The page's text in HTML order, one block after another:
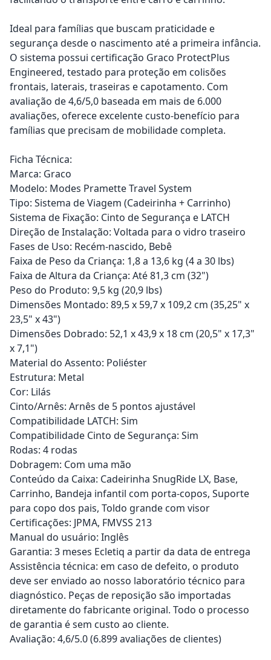
Ideal para famílias que buscam praticidade e
segurança desde o nascimento até a primeira infância.
O sistema possui certificação Graco ProtectPlus
Engineered, testado para proteção em colisões
frontais, laterais, traseiras e capotamento. Com
avaliação de 4,6/5,0 baseada em mais de 6.000
avaliações, oferece excelente custo-benefício para
famílias que precisam de mobilidade completa.
Ficha Técnica:
Marca: Graco
Modelo: Modes Pramette Travel System
Tipo: Sistema de Viagem (Cadeirinha + Carrinho)
Sistema de Fixação: Cinto de Segurança e LATCH
Direção de Instalação: Voltada para o vidro traseiro
Fases de Uso: Recém-nascido, Bebê
Faixa de Peso da Criança: 1,8 a 13,6 kg (4 a 30 lbs)
Faixa de Altura da Criança: Até 81,3 cm (32")
Peso do Produto: 9,5 kg (20,9 lbs)
Dimensões Montado: 89,5 x 59,7 x 109,2 cm (35,25" x
23,5" x 43")
Dimensões Dobrado: 52,1 x 43,9 x 18 cm (20,5" x 17,3"
x 7,1")
Material do Assento: Poliéster
Estrutura: Metal
Cor: Lilás
Cinto/Arnês: Arnês de 5 pontos ajustável
Compatibilidade LATCH: Sim
Compatibilidade Cinto de Segurança: Sim
Rodas: 4 rodas
Dobragem: Com uma mão
Conteúdo da Caixa: Cadeirinha SnugRide LX, Base,
Carrinho, Bandeja infantil com porta-copos, Suporte
para copo dos pais, Toldo grande com visor
Certificações: JPMA, FMVSS 213
Manual do usuário: Inglês
Garantia: 3 meses Ecletiq a partir da data de entrega
Assistência técnica: em caso de defeito, o produto
deve ser enviado ao nosso laboratório técnico para
diagnóstico. Peças de reposição são importadas
diretamente do fabricante original. Todo o processo
de garantia é sem custo ao cliente.
Avaliação: 4,6/5.0 (6.899 avaliações de clientes)